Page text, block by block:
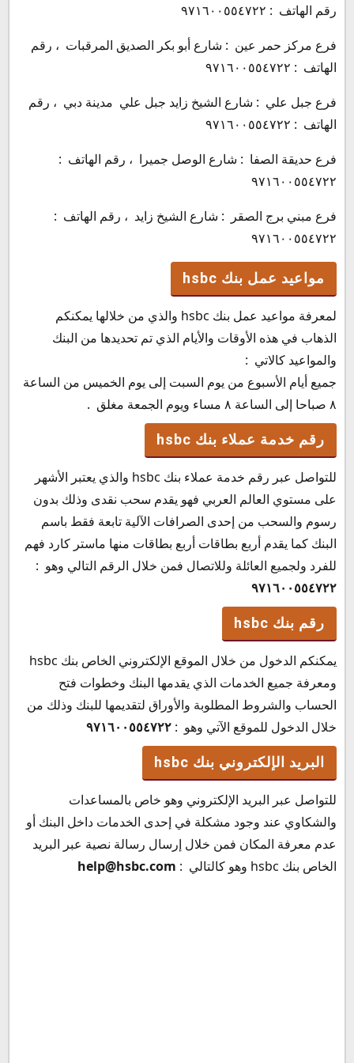
رقم الهاتف : ٩٧١٦٠٠٥٥٤٧٢٢
فرع مركز حمر عين : شارع أبو بكر الصديق المرقبات ، رقم
الهاتف : ٩٧١٦٠٠٥٥٤٧٢٢
فرع جبل علي : شارع الشيخ زايد جبل علي مدينة دبي ، رقم
الهاتف : ٩٧١٦٠٠٥٥٤٧٢٢
فرع حديقة الصفا : شارع الوصل جميرا ، رقم الهاتف :
٩٧١٦٠٠٥٥٤٧٢٢
فرع مبني برج الصقر : شارع الشيخ زايد ، رقم الهاتف :
٩٧١٦٠٠٥٥٤٧٢٢
مواعيد عمل بنك hsbc
لمعرفة مواعيد عمل بنك hsbc والذي من خلالها يمكنكم
الذهاب في هذه الأوقات والأيام الذي تم تحديدها من البنك
والمواعيد كالاتي :
جميع أيام الأسبوع من يوم السبت إلى يوم الخميس من الساعة
٨ صباحا إلى الساعة ٨ مساء ويوم الجمعة مغلق .
رقم خدمة عملاء بنك hsbc
للتواصل عبر رقم خدمة عملاء بنك hsbc والذي يعتبر الأشهر
على مستوي العالم العربي فهو يقدم سحب نقدى وذلك بدون
رسوم والسحب من إحدى الصرافات الآلية تابعة فقط باسم
البنك كما يقدم أربع بطاقات أربع بطاقات منها ماستر كارد فهم
للفرد ولجميع العائلة وللاتصال فمن خلال الرقم التالي وهو :
٩٧١٦٠٠٥٥٤٧٢٢
رقم بنك hsbc
يمكنكم الدخول من خلال الموقع الإلكتروني الخاص بنك hsbc
ومعرفة جميع الخدمات الذي يقدمها البنك وخطوات فتح
الحساب والشروط المطلوبة والأوراق لتقديمها للبنك وذلك من
خلال الدخول للموقع الآتي وهو : ٩٧١٦٠٠٥٥٤٧٢٢
البريد الإلكتروني بنك hsbc
للتواصل عبر البريد الإلكتروني وهو خاص بالمساعدات
والشكاوي عند وجود مشكلة في إحدى الخدمات داخل البنك أو
عدم معرفة المكان فمن خلال إرسال رسالة نصية عبر البريد
الخاص بنك hsbc وهو كالتالي :
help@hsbc.com